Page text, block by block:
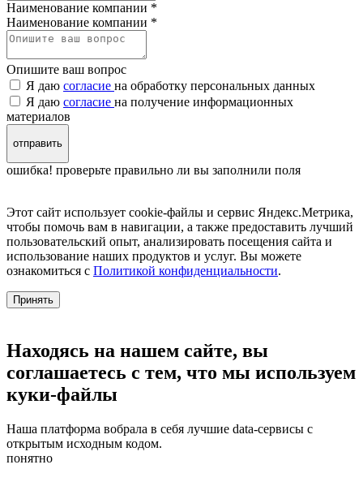
Наименование компании *
Наименование компании *
Опишите ваш вопрос
Я даю согласие на обработку персональных данных
Я даю согласие на получение информационных
материалов
отправить
ошибка! проверьте правильно ли вы заполнили поля
Этот сайт использует cookie-файлы и сервис Яндекс.Метрика,
чтобы помочь вам в навигации, а также предоставить лучший
пользовательский опыт, анализировать посещения сайта и
использование наших продуктов и услуг. Вы можете
ознакомиться с Политикой конфиденциальности.
Принять
Находясь на нашем сайте, вы
соглашаетесь с тем, что мы используем
куки-файлы
Наша платформа вобрала в себя лучшие data-сервисы с
открытым исходным кодом.
понятно